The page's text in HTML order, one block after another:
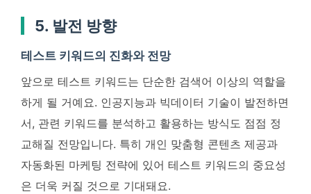
5. 발전 방향
테스트 키워드의 진화와 전망
앞으로 테스트 키워드는 단순한 검색어 이상의 역할을
하게 될 거예요. 인공지능과 빅데이터 기술이 발전하면
서, 관련 키워드를 분석하고 활용하는 방식도 점점 정
교해질 전망입니다. 특히 개인 맞춤형 콘텐츠 제공과
자동화된 마케팅 전략에 있어 테스트 키워드의 중요성
은 더욱 커질 것으로 기대돼요.